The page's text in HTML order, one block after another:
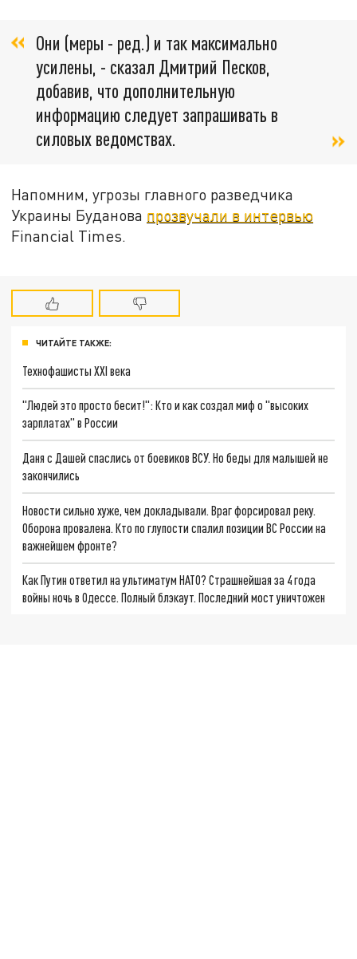
Они (меры - ред.) и так максимально
усилены, - сказал Дмитрий Песков,
добавив, что дополнительную
информацию следует запрашивать в
силовых ведомствах.
Напомним, угрозы главного разведчика
Украины Буданова прозвучали в интервью
Financial Times.
ЧИТАЙТЕ ТАКЖЕ:
Технофашисты XXI века
"Людей это просто бесит!": Кто и как создал миф о "высоких
зарплатах" в России
Даня с Дашей спаслись от боевиков ВСУ. Но беды для малышей не
закончились
Новости сильно хуже, чем докладывали. Враг форсировал реку.
Оборона провалена. Кто по глупости спалил позиции ВС России на
важнейшем фронте?
Как Путин ответил на ультиматум НАТО? Страшнейшая за 4 года
войны ночь в Одессе. Полный блэкаут. Последний мост уничтожен